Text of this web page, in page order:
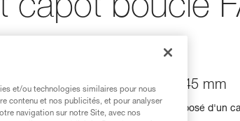
capot boucle
rechange pour boucle FAST 45 mm
pour boucle FAST 45 mm, composé d'un
et/ou technologies similaires pour nous
contenu et nos publicités, et pour analyser
navigation sur notre Site, avec nos